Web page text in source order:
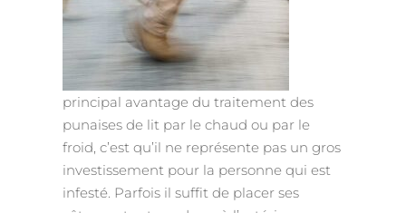
principal avantage du traitement des
punaises de lit par le chaud ou par le
froid, c’est qu’il ne représente pas un gros
investissement pour la personne qui est
infesté. Parfois il suffit de placer ses